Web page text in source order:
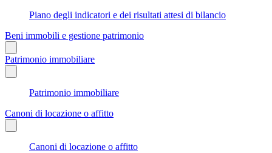
Piano degli indicatori e dei risultati attesi di bilancio
Beni immobili e gestione patrimonio
Patrimonio immobiliare
Patrimonio immobiliare
Canoni di locazione o affitto
Canoni di locazione o affitto